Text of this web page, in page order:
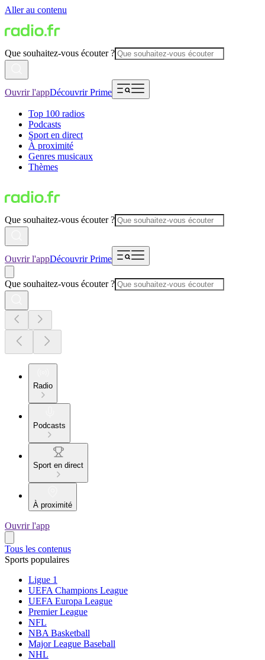
Aller au contenu
Que souhaitez-vous écouter ?
Ouvrir l'appDécouvrir Prime
Top 100 radios
Podcasts
Sport en direct
À proximité
Genres musicaux
Thèmes
Que souhaitez-vous écouter ?
Ouvrir l'appDécouvrir Prime
Que souhaitez-vous écouter ?
Radio
Podcasts
Sport en direct
À proximité
Ouvrir l'app
Tous les contenus
Sports populaires
Ligue 1
UEFA Champions League
UEFA Europa League
Premier League
NFL
NBA Basketball
Major League Baseball
NHL